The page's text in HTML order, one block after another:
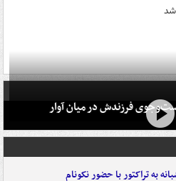
فرزندش در میان آوار
به تراکتور با حضور نکونام